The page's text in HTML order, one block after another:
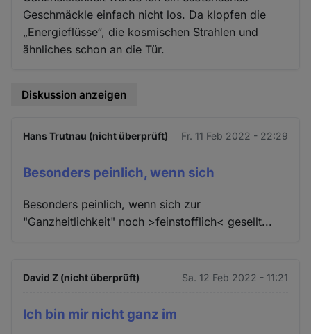
Geschmäckle einfach nicht los. Da klopfen die
„Energieflüsse“, die kosmischen Strahlen und
ähnliches schon an die Tür.
Diskussion anzeigen
Hans Trutnau (nicht überprüft) Fr. 11 Feb 2022 - 22:29
Besonders peinlich, wenn sich
Besonders peinlich, wenn sich zur
"Ganzheitlichkeit" noch >feinstofflich< gesellt...
David Z (nicht überprüft) Sa. 12 Feb 2022 - 11:21
Ich bin mir nicht ganz im